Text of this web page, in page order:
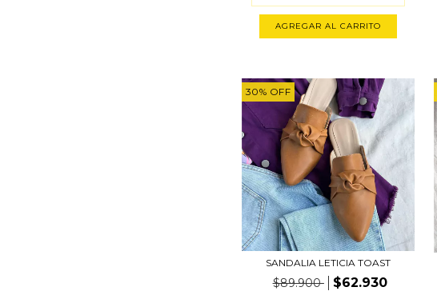
AGREGAR AL CARRITO
30% OFF
SANDALIA LETICIA TOAST
$89.900 $62.930